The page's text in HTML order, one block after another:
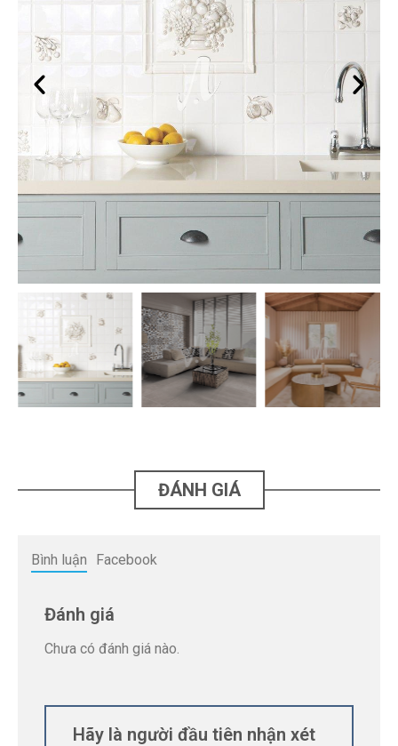
ĐÁNH GIÁ
Bình luận Facebook
Đánh giá
Chưa có đánh giá nào.
Hãy là người đầu tiên nhận xét